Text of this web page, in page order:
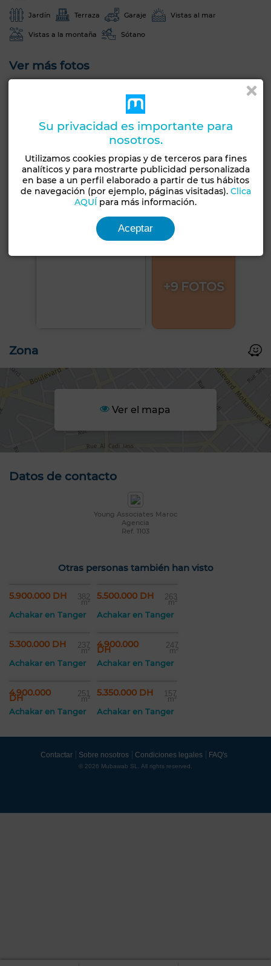
Jardín Terraza Garaje Vistas al mar
Vistas a la montaña Sótano
Ver más fotos
+9 FOTOS
Zona
Ver el mapa
Datos de contacto
Young Associates Maroc
Agencia
Ref. 1103
Otras personas también han visto
5.900.000 DH 382
m²
Achakar en Tanger
5.500.000 DH 263
m²
Achakar en Tanger
5.300.000 DH 237
m²
Achakar en Tanger
4.900.000
DH 247
m²
Achakar en Tanger
4.900.000
DH 251
m²
Achakar en Tanger
5.350.000 DH 157
m²
Achakar en Tanger
Contactar Sobre nosotros Condiciones legales FAQ's
© 2026 Mubawab SL. All rights reserved.
Su privacidad es importante para
nosotros.
Utilizamos cookies propias y de terceros para fines
analíticos y para mostrarte publicidad personalizada
en base a un perfil elaborado a partir de tus hábitos
de navegación (por ejemplo, páginas visitadas). Clica
AQUÍ para más información.
Aceptar